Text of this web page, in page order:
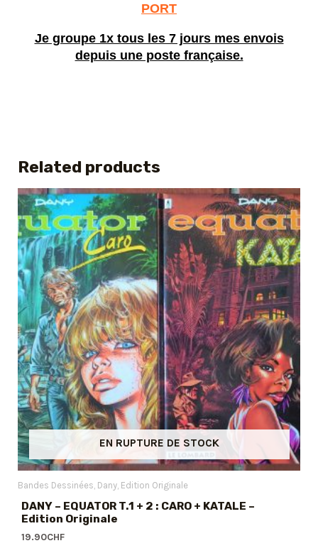
PORT
Je groupe 1x tous les 7 jours mes envois
depuis une poste française.
Related products
EN RUPTURE DE STOCK
Bandes Dessinées Dany Edition Originale
DANY – EQUATOR T.1 + 2 : CARO + KATALE –
Edition Originale
19.90CHF